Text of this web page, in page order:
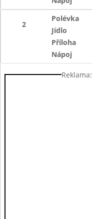
2
Polévka
Jídlo
Příloha
Nápoj
Reklama: